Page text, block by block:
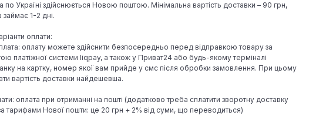
по Україні здійснюється Новою поштою. Мінімальна вартість доставки – 90 грн,
займає 1-2 дні.
оплати:
оплату можете здійснити безпосередньо перед відправкою товару за
платіжної системи liqpay, а також у Приват24 або будь-якому терміналі
на картку, номер якої вам прийде у смс після обробки замовлення. При цьому
вартість доставки найдешевша.
оплата при отриманні на пошті (додатково треба сплатити зворотну доставку
тарифами Нової пошти: це 20 грн + 2% від суми, що переводиться)